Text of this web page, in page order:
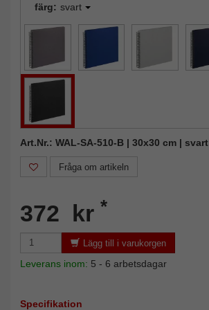
färg: svart
Art.Nr.: WAL-SA-510-B | 30x30 cm | svart
Fråga om artikeln
372 kr *
Lägg till i varukorgen
Leverans inom: 5 - 6 arbetsdagar
Specifikation